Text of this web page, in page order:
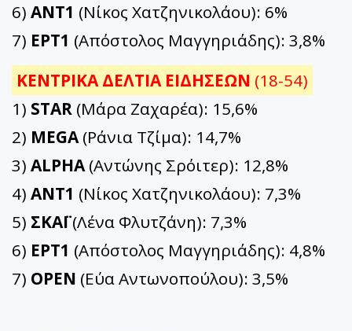
6) ΑΝΤ1 (Νίκος Χατζηνικολάου): 6%
7) ΕΡΤ1 (Απόστολος Μαγγηριάδης): 3,8%
ΚΕΝΤΡΙΚΑ ΔΕΛΤΙΑ ΕΙΔΗΣΕΩΝ (18-54)
1) STAR (Μάρα Ζαχαρέα): 15,6%
2) MEGA(Ράνια Τζίμα): 14,7%
3) ALPHA(Αντώνης Σρόιτερ): 12,8%
4) ΑΝΤ1 (Νίκος Χατζηνικολάου): 7,3%
5) ΣΚΑΪ(Λένα Φλυτζάνη): 7,3%
6) ΕΡΤ1 (Απόστολος Μαγγηριάδης): 4,8%
7) OPEN (Εύα Αντωνοπούλου): 3,5%